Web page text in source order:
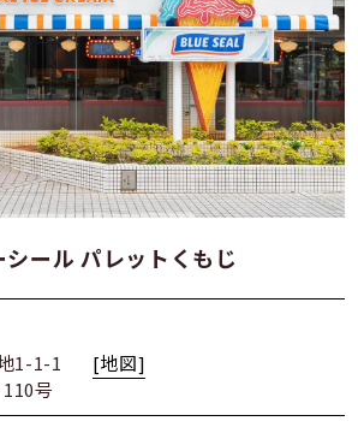
シール パレットくもじ
1-1-1
号
[地図]